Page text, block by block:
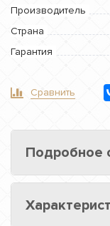
Производитель
Страна
Гарантия
Сравнить
Подробное